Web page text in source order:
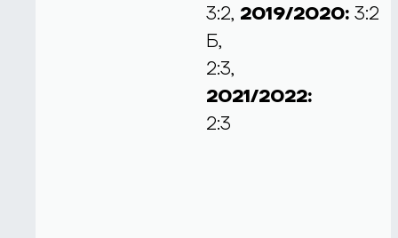
3:2, 2019/2020: 3:2
Б,
2:3,
2021/2022:
2:3